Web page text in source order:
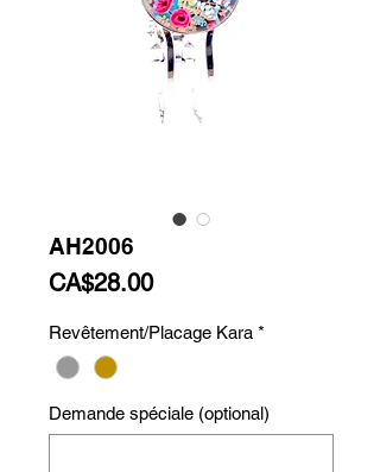
AH2006
CA$28.00Price
Revêtement/Placage Kara *
Demande spéciale (optional)